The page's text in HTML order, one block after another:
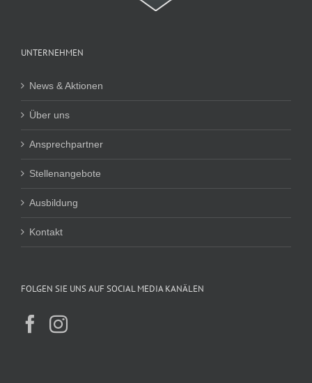
UNTERNEHMEN
News & Aktionen
Über uns
Ansprechpartner
Stellenangebote
Ausbildung
Kontakt
FOLGEN SIE UNS AUF SOCIAL MEDIA KANÄLEN